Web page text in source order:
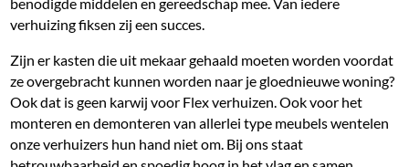
verhuizing fiksen zij een succes.
Zijn er kasten die uit mekaar gehaald moeten worden voordat
ze overgebracht kunnen worden naar je gloednieuwe woning?
Ook dat is geen karwij voor Flex verhuizen. Ook voor het
monteren en demonteren van allerlei type meubels wentelen
onze verhuizers hun hand niet om. Bij ons staat